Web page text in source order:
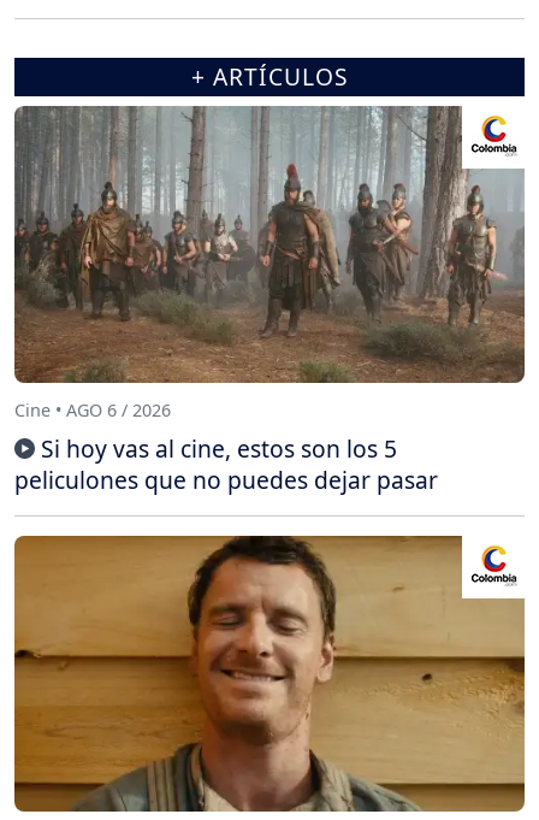
+ ARTÍCULOS
Cine • AGO 6 / 2026
Si hoy vas al cine, estos son los 5
peliculones que no puedes dejar pasar